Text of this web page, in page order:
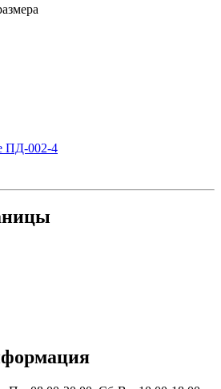
ПД-002-4